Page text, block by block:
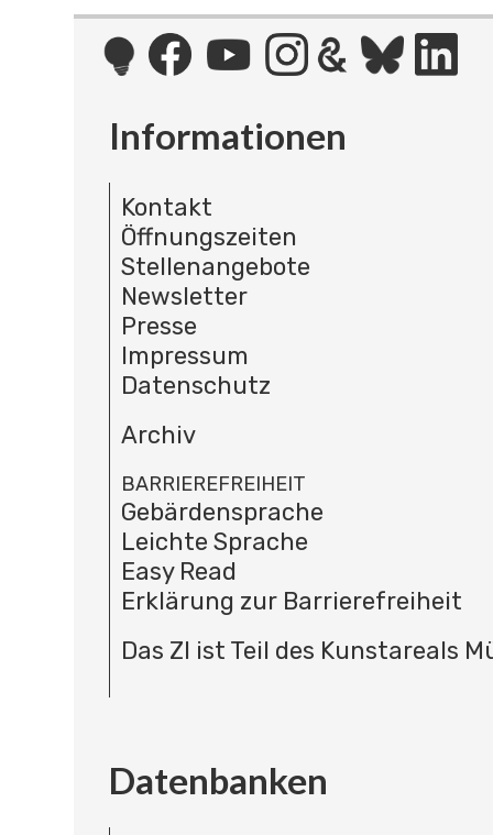
Informationen
Kontakt
Öffnungszeiten
Stellenangebote
Newsletter
Presse
Impressum
Datenschutz
Archiv
BARRIEREFREIHEIT
Gebärdensprache
Leichte Sprache
Easy Read
Erklärung zur Barrierefreiheit
Das ZI ist Teil des Kunstareals
Datenbanken